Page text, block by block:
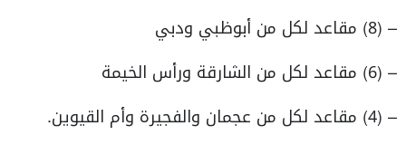
– (8) مقاعد لكل من أبوظبي ودبي
– (6) مقاعد لكل من الشارقة ورأس الخيمة
– (4) مقاعد لكل من عجمان والفجيرة وأم القيوين.